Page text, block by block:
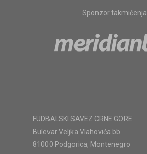
Sponzor takmičenja
FUDBALSKI SAVEZ CRNE GORE
Bulevar Veljka Vlahovića bb
81000 Podgorica, Montenegro